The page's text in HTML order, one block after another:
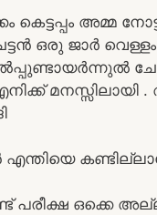
കെട്ടപ്പം അമ്മ
ഒരു ജാർ
മനസ്സിലായി
പരീക്ഷ ഒക്കെ